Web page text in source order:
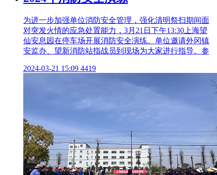
为进一步加强单位消防安全管理，强化清明祭扫期间面
对突发火情的应急处置能力，3月21日下午13:30上海望
仙安息园在停车场开展消防安全演练。单位邀请外冈镇
安监办、望新消防站指战员到现场为大家进行指导。参
2024-03-21 15:09 4419